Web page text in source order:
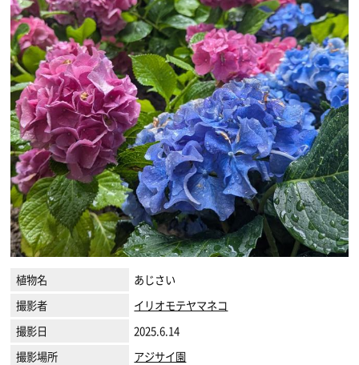
植物名
あじさい
撮影者
イリオモテヤマネコ
撮影日
2025.6.14
撮影場所
アジサイ園